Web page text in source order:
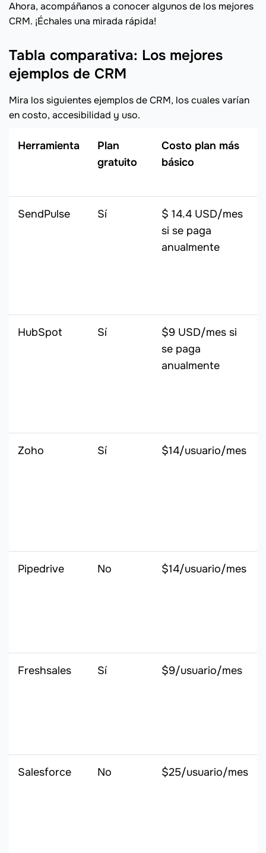
Ahora, acompáñanos a conocer algunos de los mejores
CRM. ¡Échales una mirada rápida!
Tabla comparativa: Los mejores
ejemplos de CRM
Mira los siguientes ejemplos de CRM, los cuales varían
en costo, accesibilidad y uso.
Herramienta
Plan
gratuito
Costo plan más
básico
SendPulse Sí
$ 14.4 USD/mes
si se paga
anualmente
HubSpot Sí
$9 USD/mes si
se paga
anualmente
Zoho Sí $14/usuario/mes
Pipedrive No $14/usuario/mes
Freshsales Sí $9/usuario/mes
Salesforce No $25/usuario/mes